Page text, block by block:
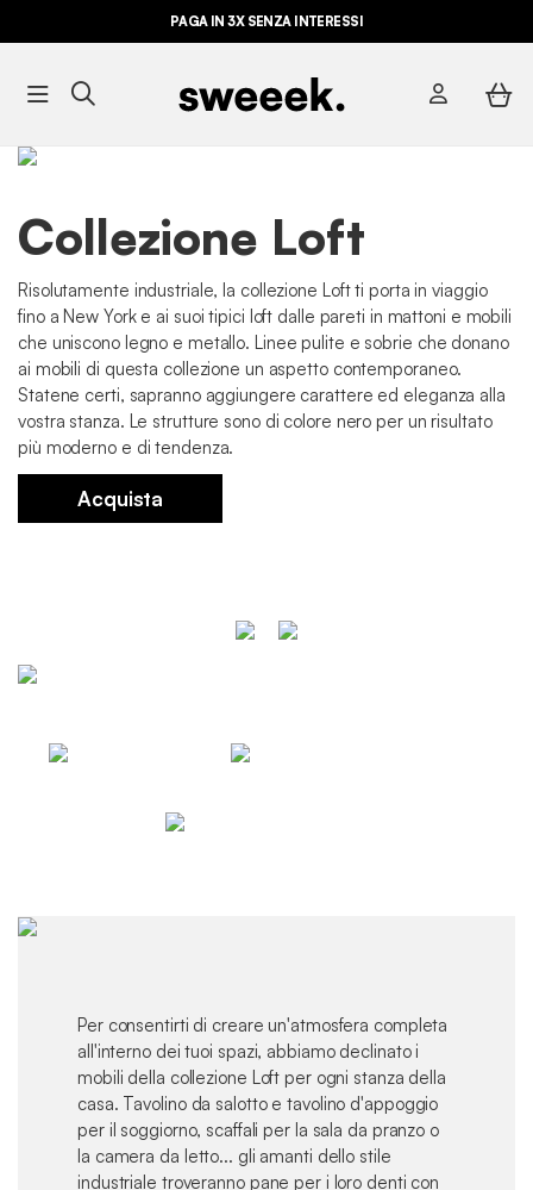
PAGA IN 3X SENZA INTERESSI
Collezione Loft
Risolutamente industriale, la collezione Loft ti porta in viaggio
fino a New York e ai suoi tipici loft dalle pareti in mattoni e mobili
che uniscono legno e metallo. Linee pulite e sobrie che donano
ai mobili di questa collezione un aspetto contemporaneo.
Statene certi, sapranno aggiungere carattere ed eleganza alla
vostra stanza. Le strutture sono di colore nero per un risultato
più moderno e di tendenza.
Acquista
Per consentirti di creare un'atmosfera completa
all'interno dei tuoi spazi, abbiamo declinato i
mobili della collezione Loft per ogni stanza della
casa. Tavolino da salotto e tavolino d'appoggio
per il soggiorno, scaffali per la sala da pranzo o
la camera da letto... gli amanti dello stile
industriale troveranno pane per i loro denti con